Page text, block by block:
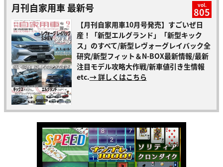
月刊自家用車 最新号 vol.
805
【月刊自家用車10月号発売】すごいぜ日
産！「新型エルグランド」「新型キック
ス」のすべて/新型レヴォーグレイバック全
研究/新型フィット＆N-BOX最新情報/最新
注目モデル攻略大作戦/新車値引き生情報
etc.→ 詳しくはこちら